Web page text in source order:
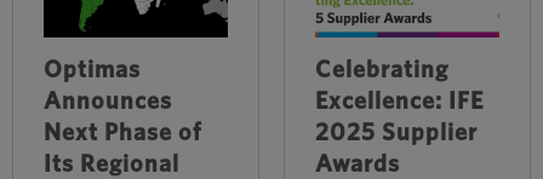
Optimas
Announces
Next Phase of
Its Regional
Celebrating
Excellence: IFE
2025 Supplier
Awards